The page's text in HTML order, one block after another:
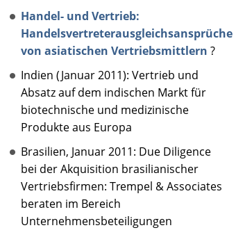
Handel- und Vertrieb:
Handelsvertreterausgleichsansprüche
von asiatischen Vertriebsmittlern ?
Indien (Januar 2011): Vertrieb und
Absatz auf dem indischen Markt für
biotechnische und medizinische
Produkte aus Europa
Brasilien, Januar 2011: Due Diligence
bei der Akquisition brasilianischer
Vertriebsfirmen: Trempel & Associates
beraten im Bereich
Unternehmensbeteiligungen